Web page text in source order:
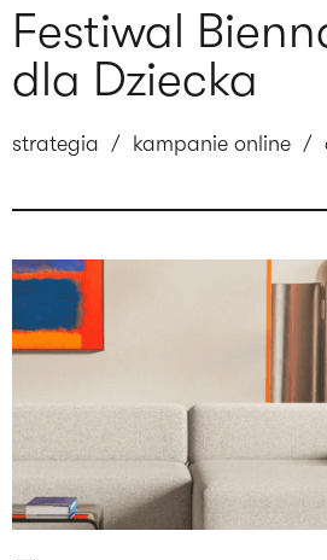
Festiwal
dla Dziecka
strategia / kampanie online /